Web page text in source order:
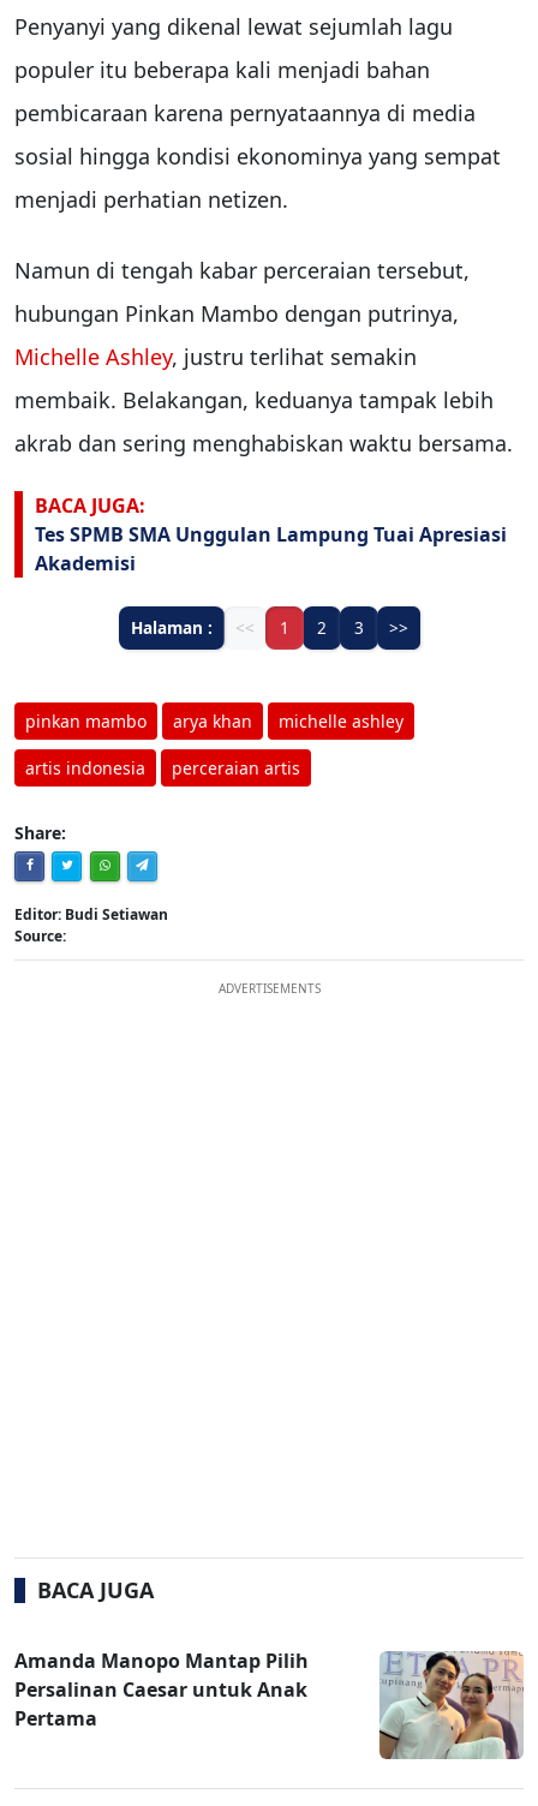
Penyanyi yang dikenal lewat sejumlah lagu
populer itu beberapa kali menjadi bahan
pembicaraan karena pernyataannya di media
sosial hingga kondisi ekonominya yang sempat
menjadi perhatian netizen.
Namun di tengah kabar perceraian tersebut,
hubungan Pinkan Mambo dengan putrinya,
Michelle Ashley, justru terlihat semakin
membaik. Belakangan, keduanya tampak lebih
akrab dan sering menghabiskan waktu bersama.
BACA JUGA:
Tes SPMB SMA Unggulan Lampung Tuai Apresiasi
Akademisi
Halaman : << 1 2 3 >>
pinkan mambo arya khan michelle ashley
artis indonesia perceraian artis
Share:
Editor: Budi Setiawan
Source:
ADVERTISEMENTS
BACA JUGA
Amanda Manopo Mantap Pilih
Persalinan Caesar untuk Anak
Pertama